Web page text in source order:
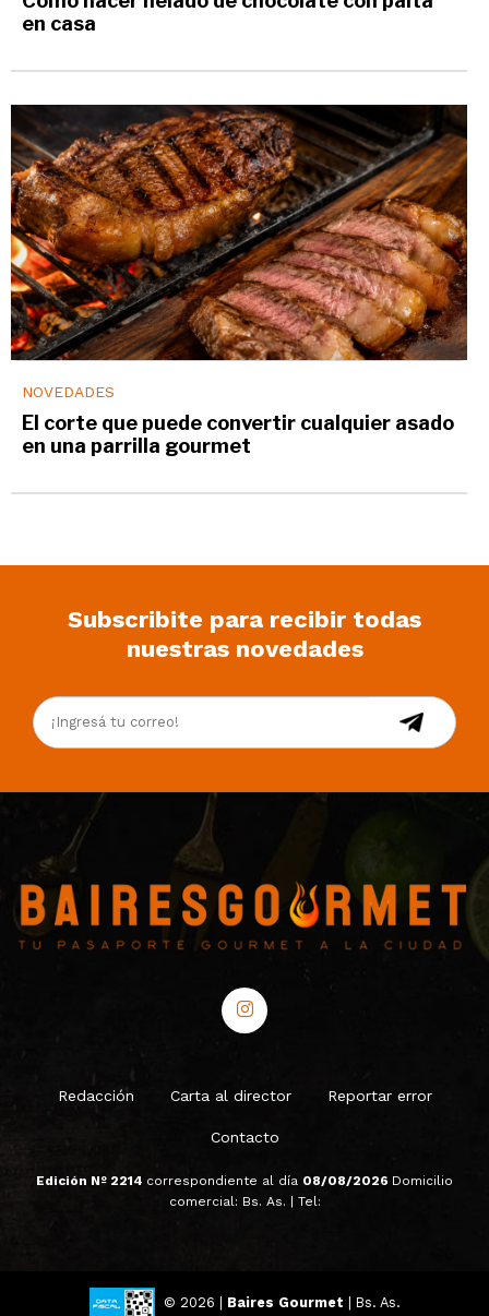
en casa
NOVEDADES
El corte que puede convertir cualquier asado
en una parrilla gourmet
Subscribite para recibir todas
nuestras novedades
Redacción Carta al director Reportar error
Contacto
Edición Nº 2214 correspondiente al día 08/08/2026 Domicilio
comercial: Bs. As. | Tel:
© 2026 | Baires Gourmet | Bs. As.